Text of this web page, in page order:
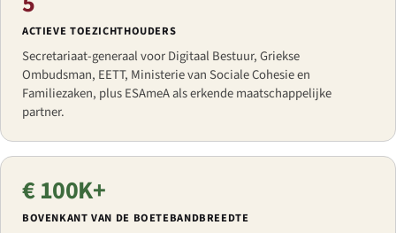
ACTIEVE TOEZICHTHOUDERS
Secretariaat-generaal voor Digitaal Bestuur, Griekse
Ombudsman, EETT, Ministerie van Sociale Cohesie en
Familiezaken, plus ESAmeA als erkende maatschappelijke
partner.
€ 100K+
BOVENKANT VAN DE BOETEBANDBREEDTE